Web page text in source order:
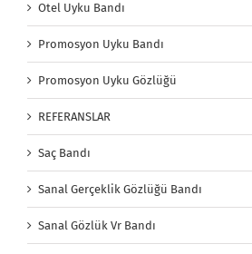
Otel Uyku Bandı
Promosyon Uyku Bandı
Promosyon Uyku Gözlüğü
REFERANSLAR
Saç Bandı
Sanal Gerçeklik Gözlüğü Bandı
Sanal Gözlük Vr Bandı